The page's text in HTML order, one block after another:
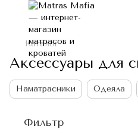
Каталог
Аксессуары для
Наматрасники Одеяла
Фильтр